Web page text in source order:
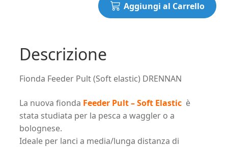
Aggiungi al Carrello
Descrizione
Fionda Feeder Pult (Soft elastic) DRENNAN
La nuova fionda Feeder Pult – Soft Elastic è
stata studiata per la pesca a waggler o a
bolognese.
Ideale per lanci a media/lunga distanza di